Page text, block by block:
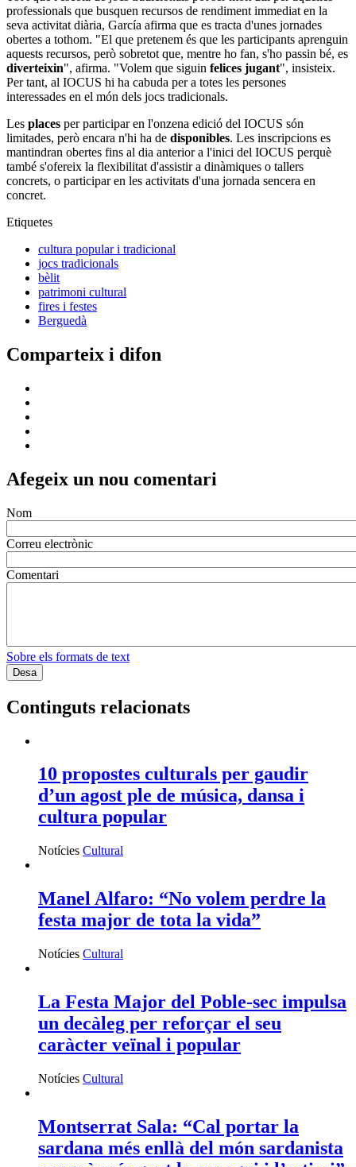
professionals que busquen recursos de rendiment immediat en la
seva activitat diària, García afirma que es tracta d'unes jornades
obertes a tothom. "El que pretenem és que les participants aprenguin
aquests recursos, però sobretot que, mentre ho fan, s'ho passin bé, es
diverteixin", afirma. "Volem que siguin felices jugant", insisteix.
Per tant, al IOCUS hi ha cabuda per a totes les persones
interessades en el món dels jocs tradicionals.
Les places per participar en l'onzena edició del IOCUS són
limitades, però encara n'hi ha de disponibles. Les inscripcions es
mantindran obertes fins al dia anterior a l'inici del IOCUS perquè
també s'ofereix la flexibilitat d'assistir a dinàmiques o tallers
concrets, o participar en les activitats d'una jornada sencera en
concret.
Etiquetes
cultura popular i tradicional
jocs tradicionals
bèlit
patrimoni cultural
fires i festes
Berguedà
Comparteix i difon
Afegeix un nou comentari
Nom
Correu electrònic
Comentari
Sobre els formats de text
Continguts relacionats
10 propostes culturals per gaudir
d’un agost ple de música, dansa i
cultura popular
Notícies Cultural
Manel Alfaro: “No volem perdre la
festa major de tota la vida”
Notícies Cultural
La Festa Major del Poble-sec impulsa
un decàleg per reforçar el seu
caràcter veïnal i popular
Notícies Cultural
Montserrat Sala: “Cal portar la
sardana més enllà del món sardanista